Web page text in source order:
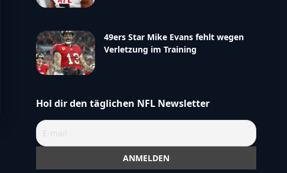
49ers Star Mike Evans fehlt wegen
Verletzung im Training
Hol dir den täglichen NFL Newsletter